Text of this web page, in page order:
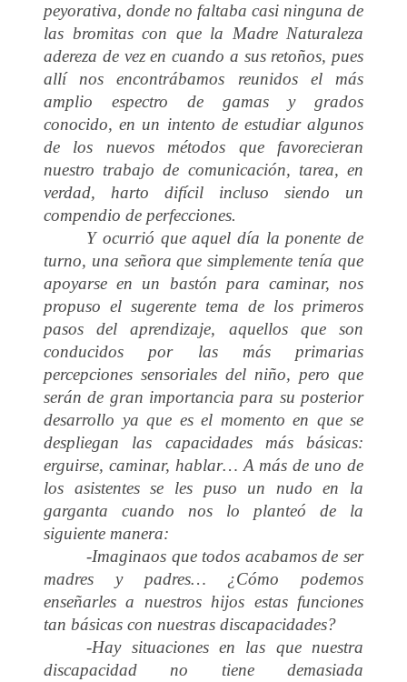
peyorativa, donde no faltaba casi ninguna de
las bromitas con que la Madre Naturaleza
adereza de vez en cuando a sus retoños, pues
allí nos encontrábamos reunidos el más
amplio espectro de gamas y grados
conocido, en un intento de estudiar algunos
de los nuevos métodos que favorecieran
nuestro trabajo de comunicación, tarea, en
verdad, harto difícil incluso siendo un
compendio de perfecciones.
Y ocurrió que aquel día la ponente de
turno, una señora que simplemente tenía que
apoyarse en un bastón para caminar, nos
propuso el sugerente tema de los primeros
pasos del aprendizaje, aquellos que son
conducidos por las más primarias
percepciones sensoriales del niño, pero que
serán de gran importancia para su posterior
desarrollo ya que es el momento en que se
despliegan las capacidades más básicas:
erguirse, caminar, hablar… A más de uno de
los asistentes se les puso un nudo en la
garganta cuando nos lo planteó de la
siguiente manera:
-Imaginaos que todos acabamos de ser
madres y padres… ¿Cómo podemos
enseñarles a nuestros hijos estas funciones
tan básicas con nuestras discapacidades?
-Hay situaciones en las que nuestra
discapacidad no tiene demasiada